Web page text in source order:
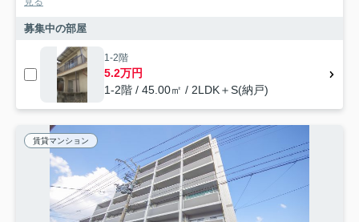
募集中の部屋
1-2階
5.2万円
1-2階 / 45.00㎡ / 2LDK＋S(納戸)
賃貸マンション